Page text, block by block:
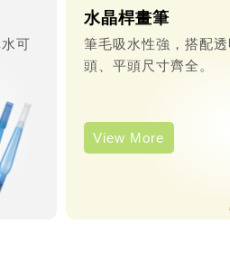
可
水晶桿畫筆
筆毛吸水性強，搭配
頭、平頭尺寸齊全。
View More